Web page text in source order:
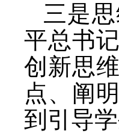
三是
平总书
创新思
点、阐
到引导